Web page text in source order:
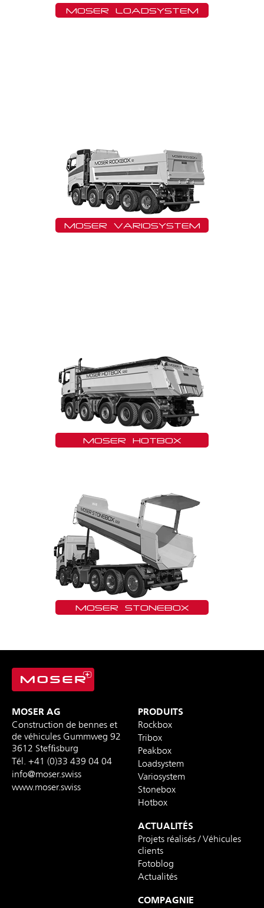
MOSER LOADSYSTEM
MOSER VARIOSYSTEM
MOSER HOTBOX
MOSER STONEBOX
MOSER AG
Construction de bennes et
de véhicules Gummweg 92
3612 Stefﬁsburg
Tél. +41 (0)33 439 04 04
info@moser.swiss
www.moser.swiss
PRODUITS
Rockbox
Tribox
Peakbox
Loadsystem
Variosystem
Stonebox
Hotbox
ACTUALITÉS
Projets réalisés / Véhicules
clients
Fotoblog
Actualités
COMPAGNIE